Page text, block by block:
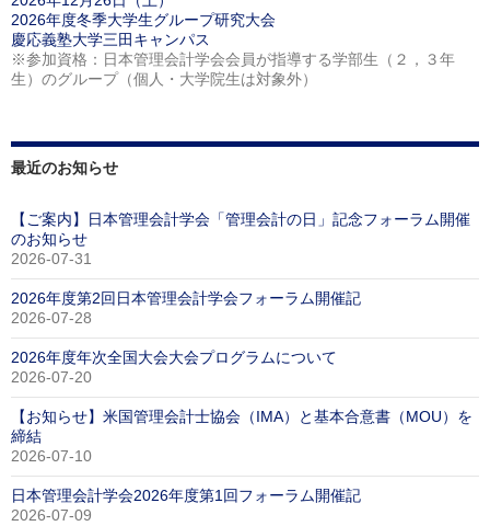
2026年度冬季大学生グループ研究大会
慶応義塾大学三田キャンパス
※参加資格：日本管理会計学会会員が指導する学部生（２，３年
生）のグループ（個人・大学院生は対象外）
最近のお知らせ
【ご案内】日本管理会計学会「管理会計の日」記念フォーラム開催
のお知らせ
2026-07-31
2026年度第2回日本管理会計学会フォーラム開催記
2026-07-28
2026年度年次全国大会大会プログラムについて
2026-07-20
【お知らせ】米国管理会計士協会（IMA）と基本合意書（MOU）を
締結
2026-07-10
日本管理会計学会2026年度第1回フォーラム開催記
2026-07-09